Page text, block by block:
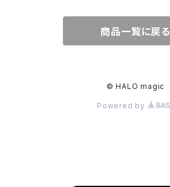
商品一覧に戻る
© HALO magic
Powered by